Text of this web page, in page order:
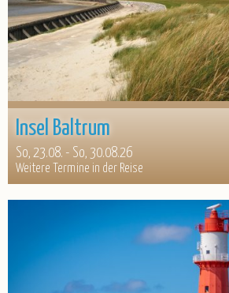
Insel Baltrum
So, 23.08. - So, 30.08.26
Weitere Termine in der Reise